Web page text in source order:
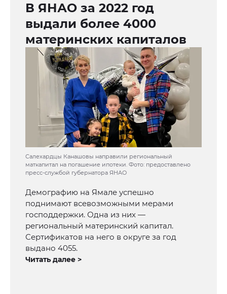
В ЯНАО за 2022 год
выдали более 4000
материнских капиталов
Салехардцы Канашовы направили региональный
маткапитал на погашение ипотеки. Фото: предоставлено
пресс-службой губернатора ЯНАО
Демографию на Ямале успешно
поднимают всевозможными мерами
господдержки. Одна из них —
региональный материнский капитал.
Сертификатов на него в округе за год
выдано 4055.
Читать далее >